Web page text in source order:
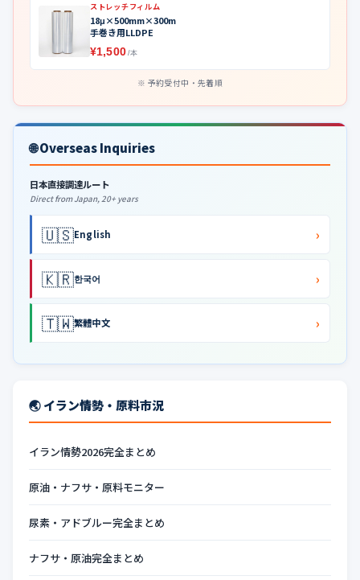
ストレッチフィルム
18μ×500mm×300m
手巻き用LLDPE
¥1,500 /本
予約受付中・先着順
🌐 Overseas Inquiries
日本直接調達ルート
Direct from Japan, 20+ years
🇺🇸English ›
🇰🇷한국어 ›
🇹🇼繁體中文 ›
🌏 イラン情勢・原料市況
イラン情勢2026完全まとめ
原油・ナフサ・原料モニター
尿素・アドブルー完全まとめ
ナフサ・原油完全まとめ